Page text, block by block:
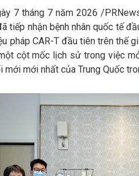
7 tháng 7 năm 2026 /
tiếp nhận bệnh nhân quốc tế
pháp CAR-T đầu tiên trên thế
cột mốc lịch sử trong việc
mới nhất của Trung Quốc